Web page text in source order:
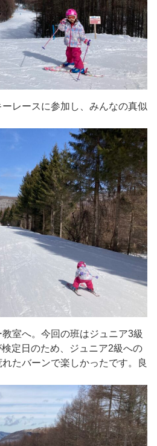
レースに参加し、みんなの真似
室へ。今回の班はジュニア3級
定日のため、ジュニア2級への
たバーンで楽しかったです。良